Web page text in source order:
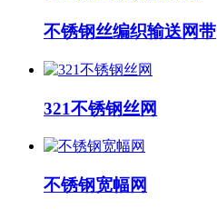
不锈钢丝编织输送网带
​321不锈钢丝网
不锈钢宽幅网